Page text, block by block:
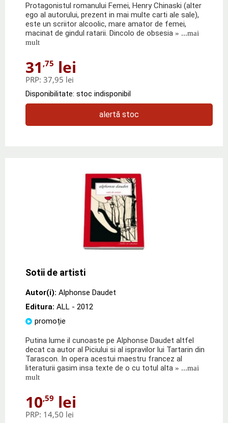
Protagonistul romanului Femei, Henry Chinaski (alter
ego al autorului, prezent in mai multe carti ale sale),
este un scriitor alcoolic, mare amator de femei,
macinat de gindul ratarii. Dincolo de obsesia » ...mai
mult
31 ,75 lei
PRP: 37,95 lei
Disponibilitate: stoc indisponibil
alertă stoc
Sotii de artisti
Autor(i): Alphonse Daudet
Editura: ALL - 2012
promoție
Putina lume il cunoaste pe Alphonse Daudet altfel
decat ca autor al Piciului si al ispravilor lui Tartarin din
Tarascon. In opera acestui maestru francez al
literaturii gasim insa texte de o cu totul alta » ...mai
mult
10,59 lei
PRP: 14,50 lei